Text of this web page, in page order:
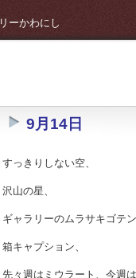
ーかわにし
9月14日
すっきりしない空、
沢山の星、
ギャラリーのムラサキゴテ
箱キャプション、
先々週はミウラート、今週